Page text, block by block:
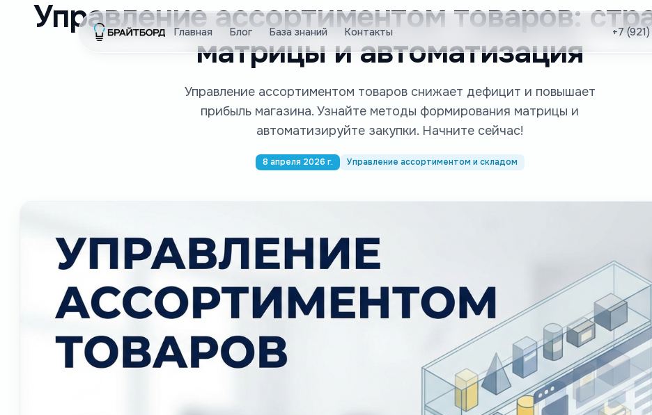
Главная Блог База знаний Контакты +7
Управление ассортиментом товаров:
матрицы и автоматизация
Управление ассортиментом товаров снижает дефицит и повышает
прибыль магазина. Узнайте методы формирования матрицы и
автоматизируйте закупки. Начните сейчас!
8 апреля 2026 г. Управление ассортиментом и складом